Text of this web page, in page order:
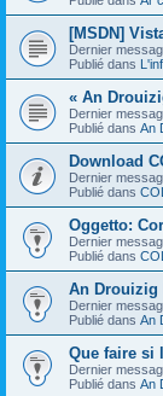
[MSDN]
Dernier
Publié dans
« An
Dernier
Publié dans An
Download
Dernier
Publié dans
Oggetto:
Dernier
Publié dans
An Drouizig
Dernier
Publié dans An
Que faire si
Dernier
Publié dans An